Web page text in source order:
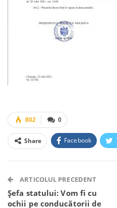
0
802
Share Facebook
Telegram WhatsApp
ARTICOLUL PRECEDENT
Șefa statului: Vom fi cu
ochii pe conducătorii de